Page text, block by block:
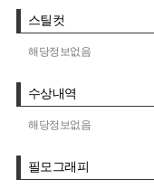
스틸컷
해당정보없음
수상내역
해당정보없음
필모그래피